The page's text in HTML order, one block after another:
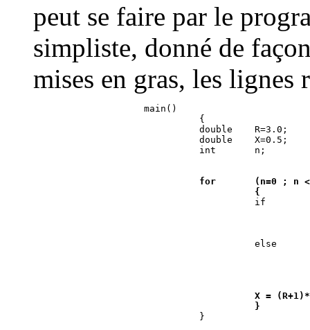
peut se faire par le
simpliste, donné de
mises en gras, les lignes
                    main()
                              {
                              double    R=3.0;
                              double    X=0.5;
for       (n=0 ; n
          {
if
else
X =
          }